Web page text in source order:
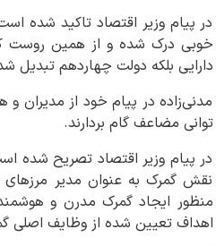
در پیام وزیر اقتصاد تاکید شده
خوبی درک شده و از همین روست که
دارایی بلکه دولت چهاردهم تبدیل
مدنی‌زاده در پیام خود از مدیران
توانی مضاعف گام بردارند.
در پیام وزیر اقتصاد تصریح شده
نقش گمرک به عنوان مدیر
منظور ایجاد گمرک مدرن و
اهداف تعیین شده از وظایف اصلی